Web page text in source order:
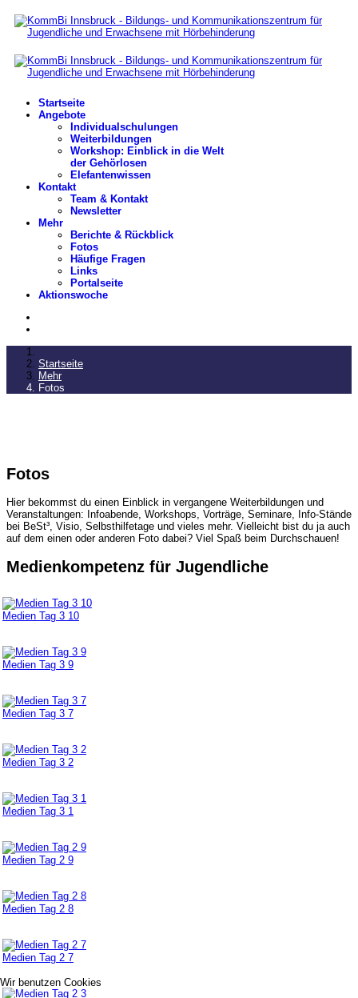
Wir benutzen Cookies
Startseite
Angebote
Individualschulungen
Weiterbildungen
Workshop: Einblick in die Welt
der Gehörlosen
Elefantenwissen
Kontakt
Team & Kontakt
Newsletter
Mehr
Berichte & Rückblick
Fotos
Häufige Fragen
Links
Portalseite
Aktionswoche
Startseite
Mehr
Fotos
Fotos
Hier bekommst du einen Einblick in vergangene Weiterbildungen und
Veranstaltungen: Infoabende, Workshops, Vorträge, Seminare, Info-Stände
bei BeSt³, Visio, Selbsthilfetage und vieles mehr. Vielleicht bist du ja auch
auf dem einen oder anderen Foto dabei? Viel Spaß beim Durchschauen!
Medienkompetenz für Jugendliche
Medien Tag 3 10
Medien Tag 3 9
Medien Tag 3 7
Medien Tag 3 2
Medien Tag 3 1
Medien Tag 2 9
Medien Tag 2 8
Medien Tag 2 7